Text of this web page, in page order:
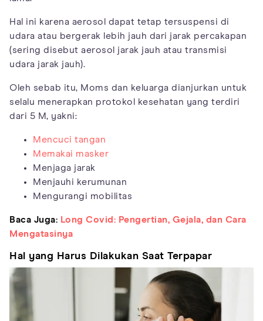
Hal ini karena aerosol dapat tetap tersuspensi di
udara atau bergerak lebih jauh dari jarak percakapan
(sering disebut aerosol jarak jauh atau transmisi
udara jarak jauh).
Oleh sebab itu, Moms dan keluarga dianjurkan untuk
selalu menerapkan protokol kesehatan yang terdiri
dari 5 M, yakni:
Mencuci tangan
Memakai masker
Menjaga jarak
Menjauhi kerumunan
Mengurangi mobilitas
Baca Juga: Long Covid: Pengertian, Gejala, dan Cara
Mengatasinya
Hal yang Harus Dilakukan Saat Terpapar